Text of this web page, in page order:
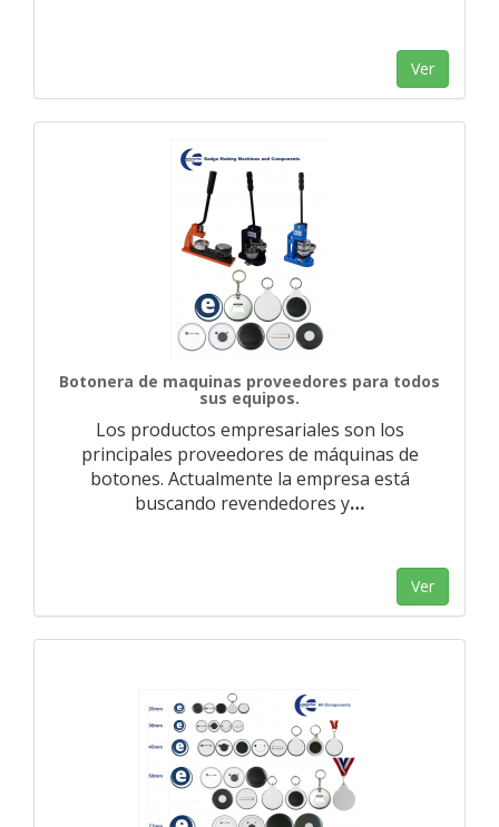
Ver
Botonera de maquinas proveedores para todos
sus equipos.
Los productos empresariales son los
principales proveedores de máquinas de
botones. Actualmente la empresa está
buscando revendedores y…
Ver